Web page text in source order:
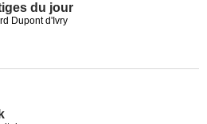
du jour
Dupont d'Ivry